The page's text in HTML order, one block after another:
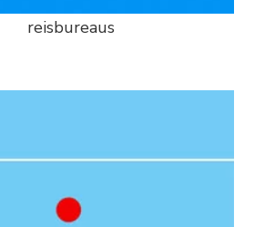
reisbureaus